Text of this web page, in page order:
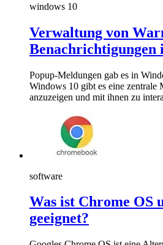
windows 10
Verwaltung von
Benachrichtigungen
Popup-Meldungen gab es in
Windows 10 gibt es eine zentrale
anzuzeigen und mit ihnen zu
software
Was ist Chrome OS
geeignet?